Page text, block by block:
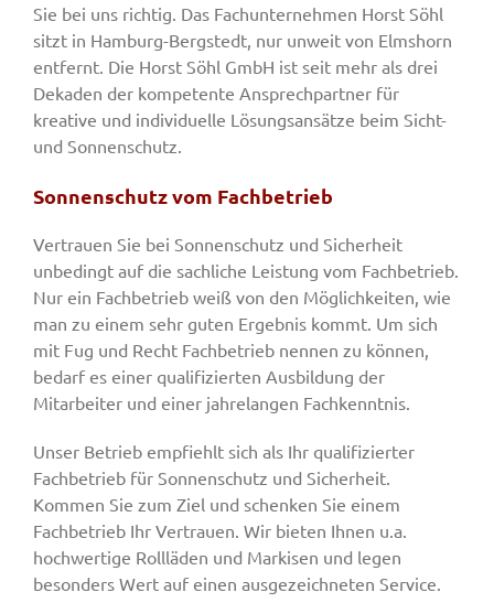
Sie bei uns richtig. Das Fachunternehmen Horst Söhl
sitzt in Hamburg-Bergstedt, nur unweit von Elmshorn
entfernt. Die Horst Söhl GmbH ist seit mehr als drei
Dekaden der kompetente Ansprechpartner für
kreative und individuelle Lösungsansätze beim Sicht-
und Sonnenschutz.
Sonnenschutz vom Fachbetrieb
Vertrauen Sie bei Sonnenschutz und Sicherheit
unbedingt auf die sachliche Leistung vom Fachbetrieb.
Nur ein Fachbetrieb weiß von den Möglichkeiten, wie
man zu einem sehr guten Ergebnis kommt. Um sich
mit Fug und Recht Fachbetrieb nennen zu können,
bedarf es einer qualifizierten Ausbildung der
Mitarbeiter und einer jahrelangen Fachkenntnis.
Unser Betrieb empfiehlt sich als Ihr qualifizierter
Fachbetrieb für Sonnenschutz und Sicherheit.
Kommen Sie zum Ziel und schenken Sie einem
Fachbetrieb Ihr Vertrauen. Wir bieten Ihnen u.a.
hochwertige Rollläden und Markisen und legen
besonders Wert auf einen ausgezeichneten Service.